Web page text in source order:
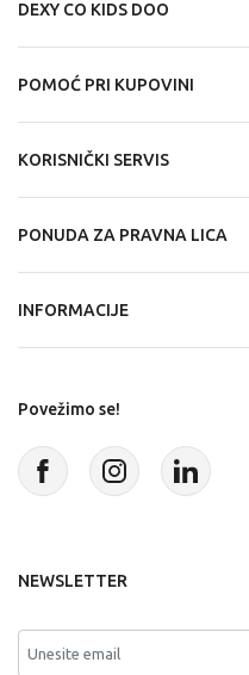
DEXY CO KIDS DOO
POMOĆ PRI KUPOVINI
KORISNIČKI SERVIS
PONUDA ZA PRAVNA LICA
INFORMACIJE
Povežimo se!
NEWSLETTER